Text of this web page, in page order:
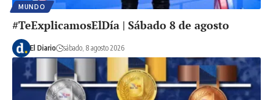
MUNDO
#TeExplicamosElDía | Sábado 8 de agosto
El Diario sábado, 8 agosto 2026